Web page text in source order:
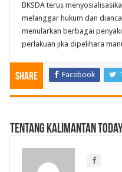
BKSDA terus
melanggar hukum dan
menularkan berbagai
perlakuan jika dipelihara
Share Facebook
Tentang Kalimantan Today